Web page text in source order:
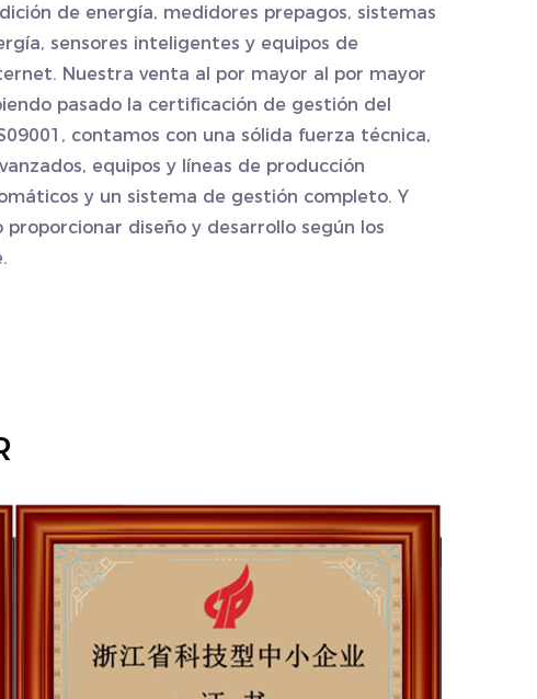
de energía, medidores prepagos, sistemas
sensores inteligentes y equipos de
Nuestra venta al por mayor al por mayor
pasado la certificación de gestión del
contamos con una sólida fuerza técnica,
equipos y líneas de producción
y un sistema de gestión completo. Y
proporcionar diseño y desarrollo según los